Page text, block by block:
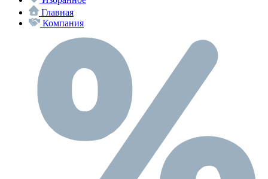
Главная
Компания